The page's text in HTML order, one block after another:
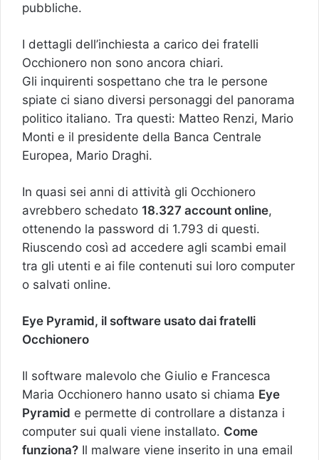
pubbliche.
I dettagli dell’inchiesta a carico dei fratelli
Occhionero non sono ancora chiari.
Gli inquirenti sospettano che tra le persone
spiate ci siano diversi personaggi del panorama
politico italiano. Tra questi: Matteo Renzi, Mario
Monti e il presidente della Banca Centrale
Europea, Mario Draghi.
In quasi sei anni di attività gli Occhionero
avrebbero schedato 18.327 account online,
ottenendo la password di 1.793 di questi.
Riuscendo così ad accedere agli scambi email
tra gli utenti e ai file contenuti sui loro computer
o salvati online.
Eye Pyramid, il software usato dai fratelli
Occhionero
Il software malevolo che Giulio e Francesca
Maria Occhionero hanno usato si chiama Eye
Pyramid e permette di controllare a distanza i
computer sui quali viene installato. Come
funziona? Il malware viene inserito in una email